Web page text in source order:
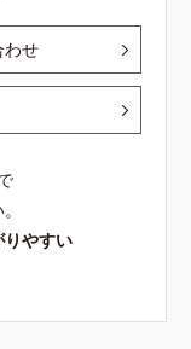
わせ
やすい